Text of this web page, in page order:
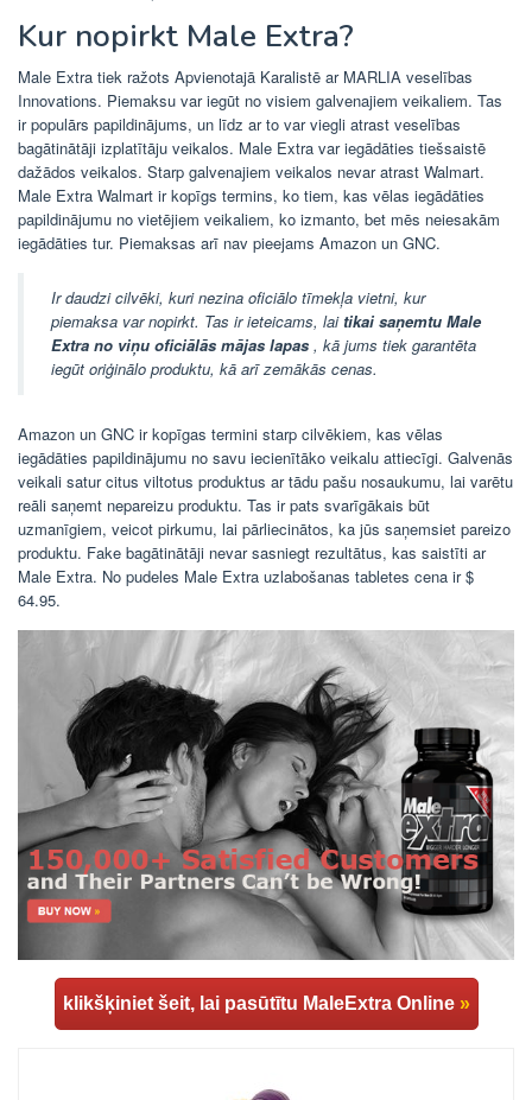
Kur nopirkt Male Extra?
Male Extra tiek ražots Apvienotajā Karalistē ar MARLIA veselības
Innovations. Piemaksu var iegūt no visiem galvenajiem veikaliem. Tas
ir populārs papildinājums, un līdz ar to var viegli atrast veselības
bagātinātāji izplatītāju veikalos. Male Extra var iegādāties tiešsaistē
dažādos veikalos. Starp galvenajiem veikalos nevar atrast Walmart.
Male Extra Walmart ir kopīgs termins, ko tiem, kas vēlas iegādāties
papildinājumu no vietējiem veikaliem, ko izmanto, bet mēs neiesakām
iegādāties tur. Piemaksas arī nav pieejams Amazon un GNC.
Ir daudzi cilvēki, kuri nezina oficiālo tīmekļa vietni, kur
piemaksa var nopirkt. Tas ir ieteicams, lai tikai saņemtu Male
Extra no viņu oficiālās mājas lapas , kā jums tiek garantēta
iegūt oriģinālo produktu, kā arī zemākās cenas.
Amazon un GNC ir kopīgas termini starp cilvēkiem, kas vēlas
iegādāties papildinājumu no savu iecienītāko veikalu attiecīgi. Galvenās
veikali satur citus viltotus produktus ar tādu pašu nosaukumu, lai varētu
reāli saņemt nepareizu produktu. Tas ir pats svarīgākais būt
uzmanīgiem, veicot pirkumu, lai pārliecinātos, ka jūs saņemsiet pareizo
produktu. Fake bagātinātāji nevar sasniegt rezultātus, kas saistīti ar
Male Extra. No pudeles Male Extra uzlabošanas tabletes cena ir $
64.95.
klikšķiniet šeit, lai pasūtītu MaleExtra Online »